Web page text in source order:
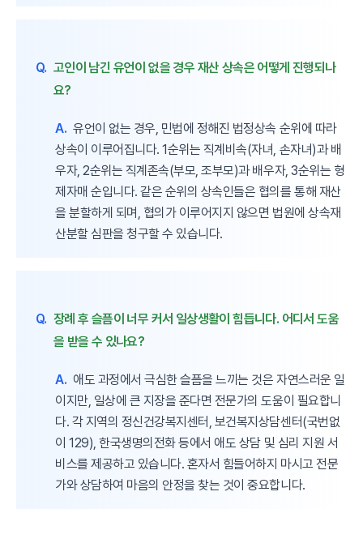
Q. 고인이 남긴 유언이 없을 경우 재산 상속은 어떻게 진행되나
요?
A. 유언이 없는 경우, 민법에 정해진 법정상속 순위에 따라
상속이 이루어집니다. 1순위는 직계비속(자녀, 손자녀)과 배
우자, 2순위는 직계존속(부모, 조부모)과 배우자, 3순위는 형
제자매 순입니다. 같은 순위의 상속인들은 협의를 통해 재산
을 분할하게 되며, 협의가 이루어지지 않으면 법원에 상속재
산분할 심판을 청구할 수 있습니다.
Q. 장례 후 슬픔이 너무 커서 일상생활이 힘듭니다. 어디서 도움
을 받을 수 있나요?
A. 애도 과정에서 극심한 슬픔을 느끼는 것은 자연스러운 일
이지만, 일상에 큰 지장을 준다면 전문가의 도움이 필요합니
다. 각 지역의 정신건강복지센터, 보건복지상담센터(국번없
이 129), 한국생명의전화 등에서 애도 상담 및 심리 지원 서
비스를 제공하고 있습니다. 혼자서 힘들어하지 마시고 전문
가와 상담하여 마음의 안정을 찾는 것이 중요합니다.